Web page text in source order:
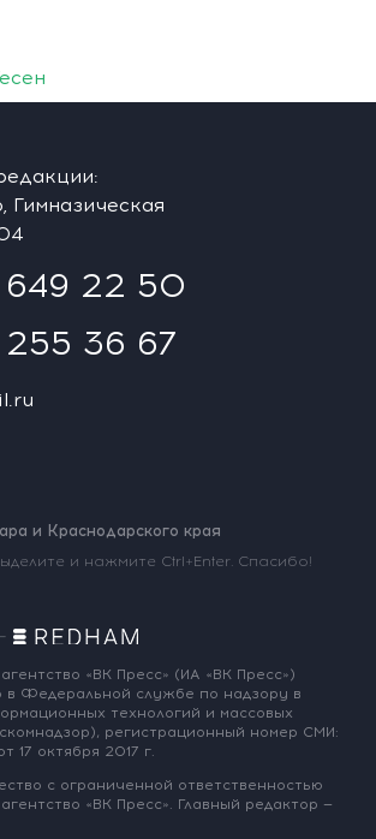
Гимназическая
649 22 50
255 36 67
и Краснодарского края
и нажмите Ctrl+Enter. Спасибо!
«ВК Пресс» (ИА «ВК Пресс»)
в Федеральной службе по надзору в
технологий и массовых
регистрационный номер СМИ:
17 октября 2017 г.
с ограниченной ответственностью
агентство «ВК Пресс». Главный редактор —